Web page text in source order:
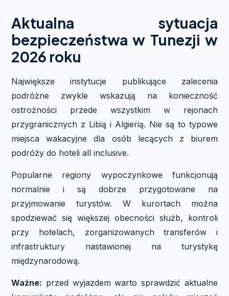
Aktualna sytuacja
bezpieczeństwa w Tunezji w
2026 roku
Największe instytucje publikujące zalecenia
podróżne zwykle wskazują na konieczność
ostrożności przede wszystkim w rejonach
przygranicznych z Libią i Algierią. Nie są to typowe
miejsca wakacyjne dla osób lecących z biurem
podróży do hoteli all inclusive.
Popularne regiony wypoczynkowe funkcjonują
normalnie i są dobrze przygotowane na
przyjmowanie turystów. W kurortach można
spodziewać się większej obecności służb, kontroli
przy hotelach, zorganizowanych transferów i
infrastruktury nastawionej na turystykę
międzynarodową.
Ważne: przed wyjazdem warto sprawdzić aktualne